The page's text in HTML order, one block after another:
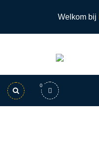
Welkom bij
0